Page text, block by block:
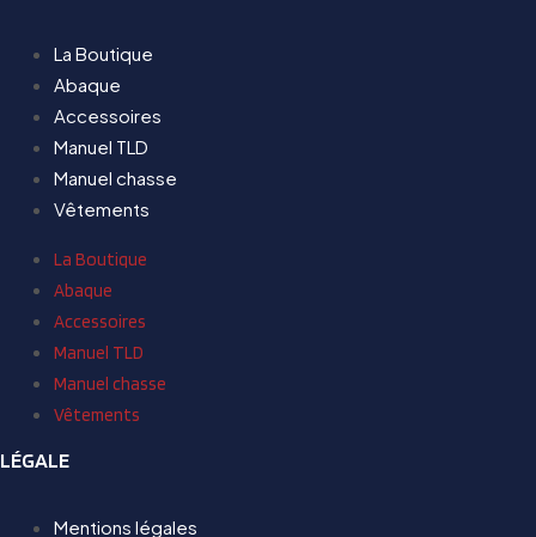
La Boutique
Abaque
Accessoires
Manuel TLD
Manuel chasse
Vêtements
La Boutique
Abaque
Accessoires
Manuel TLD
Manuel chasse
Vêtements
LÉGALE
Mentions légales